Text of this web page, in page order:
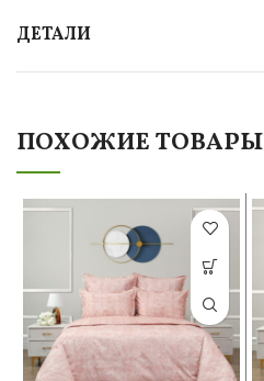
ДЕТАЛИ
ПОХОЖИЕ ТОВАРЫ